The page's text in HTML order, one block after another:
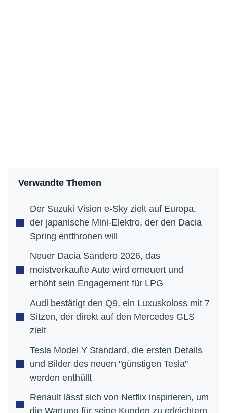
Verwandte Themen
Der Suzuki Vision e-Sky zielt auf Europa,
der japanische Mini-Elektro, der den Dacia
Spring entthronen will
Neuer Dacia Sandero 2026, das
meistverkaufte Auto wird erneuert und
erhöht sein Engagement für LPG
Audi bestätigt den Q9, ein Luxuskoloss mit 7
Sitzen, der direkt auf den Mercedes GLS
zielt
Tesla Model Y Standard, die ersten Details
und Bilder des neuen "günstigen Tesla"
werden enthüllt
Renault lässt sich von Netflix inspirieren, um